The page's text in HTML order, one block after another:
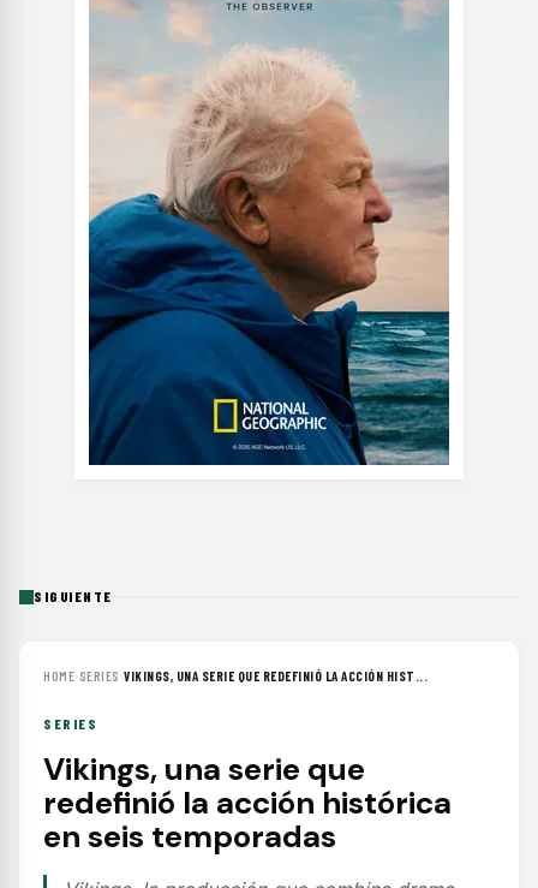
SIGUIENTE
HOME› SERIES ›VIKINGS, UNA SERIE QUE REDEFINIÓ LA ACCIÓN HIST...
SERIES
Vikings, una serie que
redefinió la acción histórica
en seis temporadas